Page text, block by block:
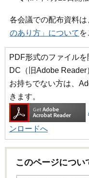
各会議での配布資料は
のあり方」について を
PDF形式のファイル
DC（旧Adobe Reader
お持ちでない方は、
きます。
ンロードへ
このページについ